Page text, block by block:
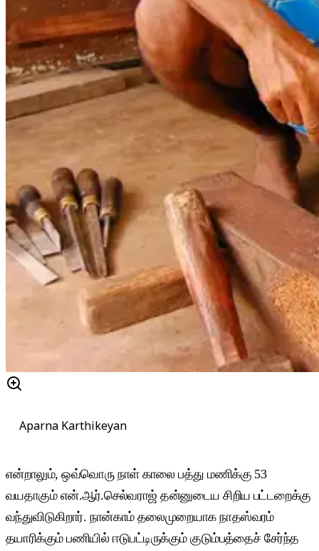
Aparna Karthikeyan
என்றாலும், ஒவ்வொரு நாள் காலை பத்து மணிக்கு 53
வயதாகும் என்.ஆர்.செல்வராஜ் தன்னுடைய சிறிய பட்டறைக்கு
வந்துவிடுகிறார். நான்காம் தலைமுறையாக நாதஸ்வரம்
தயாரிக்கும் பணியில் ஈடுபட்டிருக்கும் குடும்பத்தைச் சேர்ந்த